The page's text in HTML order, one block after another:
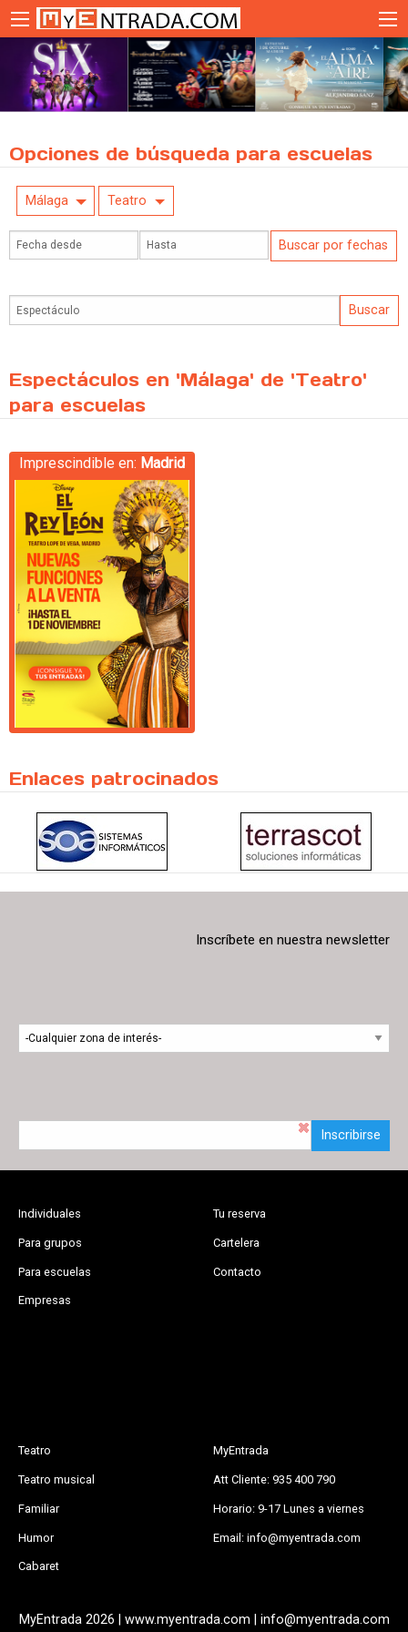
Opciones de búsqueda para escuelas
Málaga Teatro
Espectáculos en 'Málaga' de 'Teatro'
para escuelas
Imprescindible en: Madrid
Enlaces patrocinados
Inscríbete en nuestra newsletter
Inscribirse
Individuales
Para grupos
Para escuelas
Empresas
Tu reserva
Cartelera
Contacto
Teatro
Teatro musical
Familiar
Humor
Cabaret
MyEntrada
Att Cliente: 935 400 790
Horario: 9-17 Lunes a viernes
Email: info@myentrada.com
MyEntrada 2026 | www.myentrada.com | info@myentrada.com